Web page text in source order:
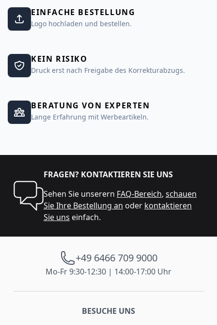
EINFACHE BESTELLUNG
Logo hochladen und bestellen.
KEIN RISIKO
Druck erst nach Freigabe des Korrekturabzugs.
BERATUNG VON EXPERTEN
Lange Erfahrung mit Werbeartikeln.
FRAGEN? KONTAKTIEREN SIE UNS
Sehen Sie unserern FAQ-Bereich, schauen
Sie Ihre Bestellung an oder kontaktieren
Sie uns einfach.
+49 6466 709 9000
Mo-Fr 9:30-12:30 | 14:00-17:00 Uhr
BESUCHE UNS